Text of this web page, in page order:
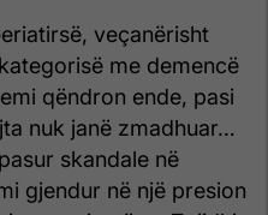
veçanërisht
me demencë
qëndron ende, pasi
nuk janë zmadhuar…
skandale në
gjendur në një presion